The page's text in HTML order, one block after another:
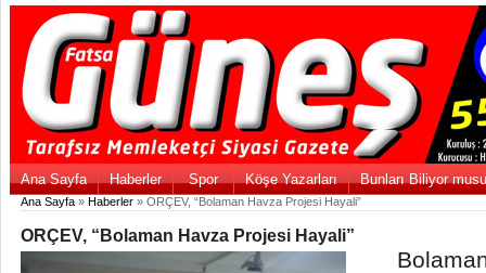
Ana Sayfa Haberler Spor Köşe Yazarları Bunları Biliyor
Ana Sayfa » Haberler » ORÇEV, “Bolaman Havza Projesi Hayali”
ORÇEV, “Bolaman Havza Projesi Hayali”
Bolaman